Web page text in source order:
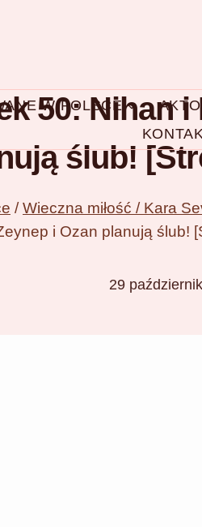
W POLSCE
50: Nihan
ślub!
/ Wieczna miłość / Kara
i Ozan planują ślub!
29